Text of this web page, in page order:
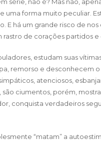
forma muito peculiar.
E há um grande risco de
de corações partidos e
estudam suas
remorso e desconhecem
atenciosos,
ciumentos, porém,
conquista verdadeiros
“matam” a